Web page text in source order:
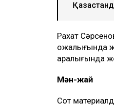
Рахат
қожалығында
аралығында
Мән-жай
Сот